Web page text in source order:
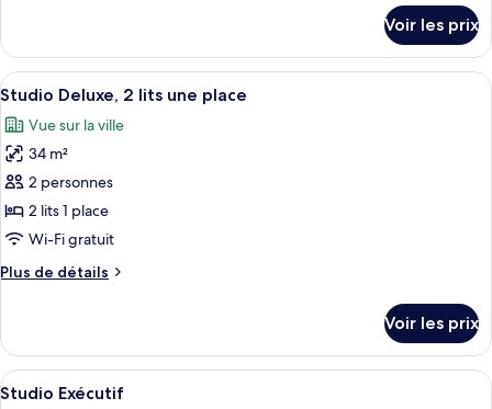
城
市
夜
景
+惬
意
平
水
+冰
箱)
市
夜
景
意
平
台
水
景
箱)
le
type
de
Studio
Deluxe
Voir les prix
Afficher
toutes
les
photos
pour
ce
type
chambre :
2
lits
Une chambre d’hôtel avec deux lits,
2
Studio Deluxe, 2 lits une place
Vue sur la ville
34 m²
2 personnes
2 lits 1 place
Wi-Fi gratuit
Plus de détails
Plus
le
type
de
Voir les prix
Afficher
Une chambre d’hôtel moderne
4
Studio Exécutif